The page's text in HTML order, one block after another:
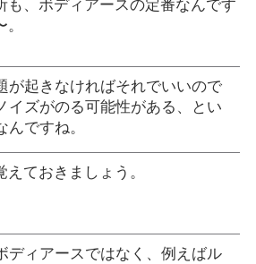
も、ボディアースの定番なんです
が起きなければそれでいいので
イズがのる可能性がある、とい
んですね。
えておきましょう。
ディアースではなく、例えばル